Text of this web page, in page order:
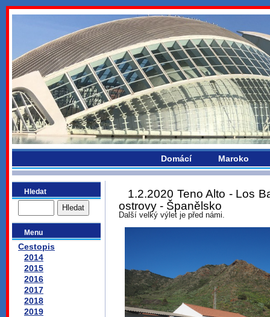
bydlikemevropou.com
Domácí Maroko
Hledat
Menu
Cestopis
2014
2015
2016
2017
2018
2019
1.2.2020 Teno Alto - Los
ostrovy - Španělsko
Další velký výlet je před námi.